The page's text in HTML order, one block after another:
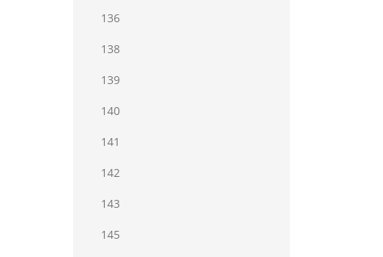
136
138
139
140
141
142
143
145